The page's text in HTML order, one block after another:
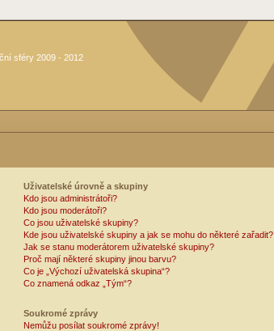
sféry 2009 - 2012
Uživatelské úrovně a skupiny
Kdo jsou administrátoři?
Kdo jsou moderátoři?
Co jsou uživatelské skupiny?
Kde jsou uživatelské skupiny a jak se mohu do některé zařadit?
Jak se stanu moderátorem uživatelské skupiny?
Proč mají některé skupiny jinou barvu?
Co je „Výchozí uživatelská skupina“?
Co znamená odkaz „Tým“?
Soukromé zprávy
Nemůžu posílat soukromé zprávy!